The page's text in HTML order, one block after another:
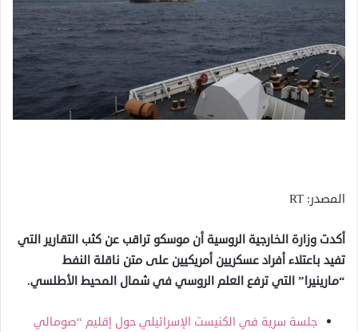
المصدر: RT
أكدت وزارة الخارجية الروسية أن موسكو تراقب عن كثب التقارير التي
تفيد باعتلاء أفراد عسكريين أمريكيين على متن ناقلة النفط
“مارينيرا” التي ترفع العلم الروسي في شمال المحيط الأطلسي.
جلسة سرية في الكنيست الإسرائيلي حول إقليم “صومالي